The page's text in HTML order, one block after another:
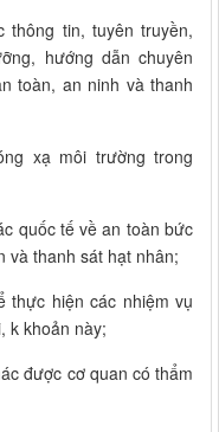
tin, tuyên truyền,
hướng dẫn chuyên
toàn, an ninh và thanh
xạ môi trường trong
quốc tế về an toàn bức
và thanh sát hạt nhân;
thực hiện các nhiệm vụ
k khoản này;
được cơ quan có thẩm